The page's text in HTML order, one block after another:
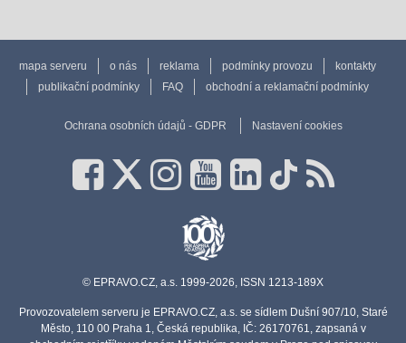
mapa serveru o nás reklama podmínky provozu
kontakty
publikační podmínky
FAQ obchodní a reklamační podmínky
Ochrana osobních údajů - GDPR Nastavení cookies
© EPRAVO.CZ, a.s. 1999-2026, ISSN 1213-189X
Provozovatelem serveru je EPRAVO.CZ, a.s. se sídlem Dušní 907/10, Staré
Město, 110 00 Praha 1, Česká republika, IČ: 26170761, zapsaná v